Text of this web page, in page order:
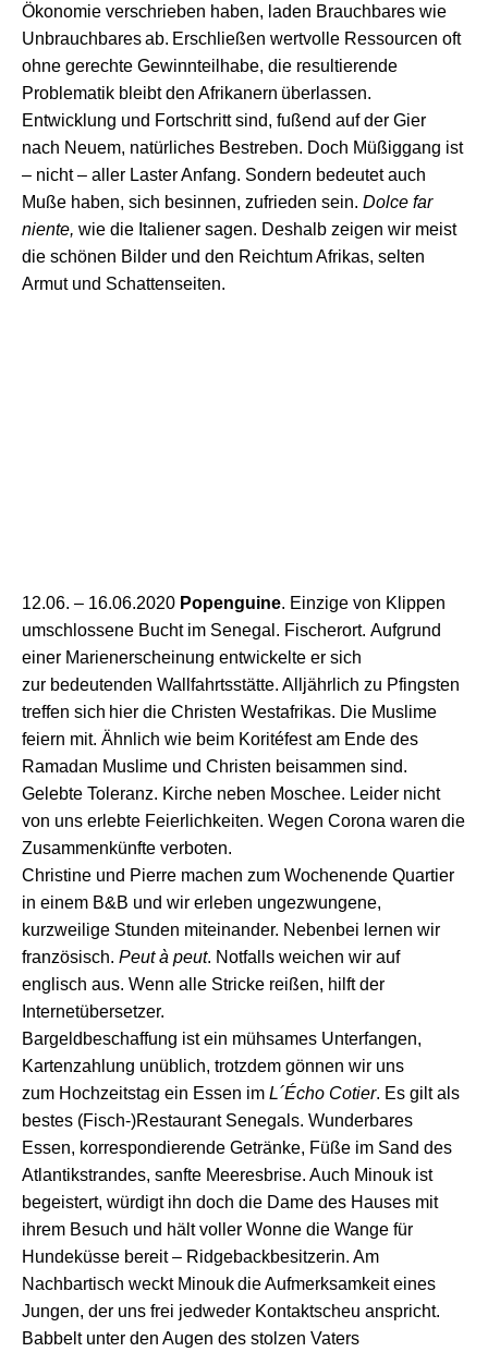
Ökonomie verschrieben haben, laden Brauchbares wie
Unbrauchbaresab. Erschl ießen wertvolle Ressourcen oft
ohne gerechte Gewinnteilhabe, die resultierende
Problematik bleibtden Afrikanern überlassen.
Entwicklung und Fortschrittsind, fußend auf der Gier
nach Neuem, natürliches Bestreben. Doch Müßiggang ist
– nicht – aller Laster Anfang. Sondern bedeutet auch
Muße haben, sich besinnen, zufrieden sein. Dolce far
niente, wie die Italiener sagen. Deshalb zeigen wir meist
die schönen Bilder und den ReichtumAfrikas, selten
Armut und Schattenseiten.
12.06. – 16.06.2020 Popenguine. Einzige von Klippen
umschlossene Bucht im Senegal. Fischerort. Aufgrund
einer Marienerscheinung entwickelte er sich
zur bedeutenden Wallfahrtsstätte. A lljährlich zu Pfingsten
treffen sich hier die Christen Westafrikas. Die Muslime
feiern mit. Ähnlich wie beim Koritéfest am Ende des
Ramadan Muslime und Christen beisammen sind.
Gelebte Toleranz. Kirche neben Moschee. Leider nicht
von uns erlebte Feierlichkeiten. Wegen Corona waren die
Zusammenkünfte verboten.
Christine und Pierre machen zum Wochenende Quartier
in einem B&B und wir erleben ungezwungene,
kurzweilige Stunden miteinander. Nebenbei ernen wir
französisch. Peut à peut. Notfalls weichen wir auf
englisch aus. Wenn alle Stricke reißen, hilft der
Internetübersetzer.
Bargeldbeschaffung ist ein mühsames Unterfangen,
Kartenzahlung unüblich, trotzdem gönnen wir uns
zum Hochzeitstag ein Essen im L´Écho Cotier. Es gilt als
bestes (Fisch-)Restaurant Senegals. Wunderbares
Essen, korrespondierende Getränke, Füße im Sand des
Atlantikstrandes, sanfte Meeresbrise. Auch Minouk ist
begeistert, würdigt ihn doch die Dame des Hauses mit
ihrem Besuch und hält voller Wonne die Wange für
Hundeküsse bereit – Ridgebackbesitzerin. Am
Nachbartisch weckt MinoukdieAufmerksamkeiteines
Jungen, der uns frei jedweder Kontaktscheu anspricht.
Babbelt unter den Augen des stolzen Vaters